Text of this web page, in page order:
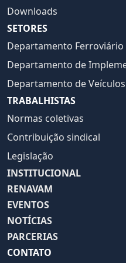
Downloads
SETORES
Departamento Ferroviário
Departamento de
Departamento de
TRABALHISTAS
Normas coletivas
Contribuição sindical
Legislação
INSTITUCIONAL
RENAVAM
EVENTOS
NOTÍCIAS
PARCERIAS
CONTATO